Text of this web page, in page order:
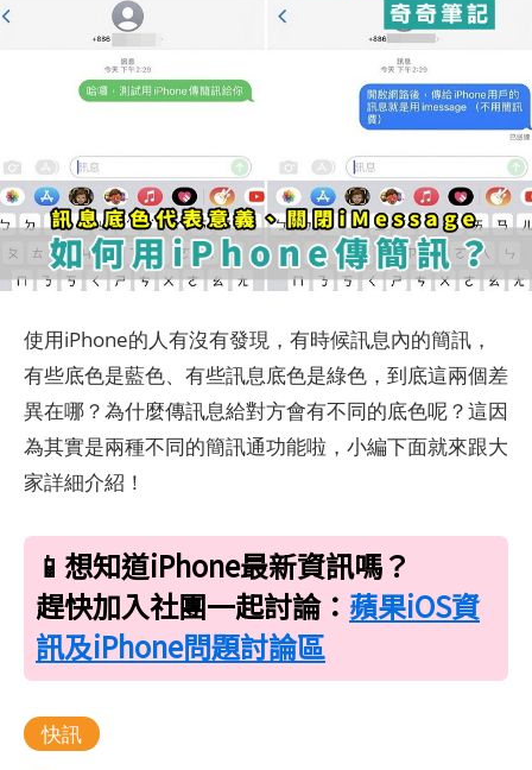
使用iPhone的人有沒有發現，有時候訊息內的簡訊，
有些底色是藍色、有些訊息底色是綠色，到底這兩個差
異在哪？為什麼傳訊息給對方會有不同的底色呢？這因
為其實是兩種不同的簡訊通功能啦，小編下面就來跟大
家詳細介紹！
📱想知道iPhone最新資訊嗎？
趕快加入社團一起討論： 蘋果iOS資
訊及iPhone問題討論區
快訊